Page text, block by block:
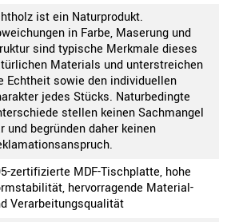
ist ein Naturprodukt.
in Farbe, Maserung und
sind typische Merkmale dieses
Materials und unterstreichen
Echtheit sowie den individuellen
jedes Stücks. Naturbedingte
stellen keinen Sachmangel
und begründen daher keinen
zertifizierte MDF-Tischplatte, hohe
hervorragende Material-
Verarbeitungsqualität